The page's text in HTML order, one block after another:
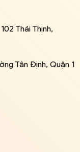
Thái Thịnh,
Tân Định, Quận 1